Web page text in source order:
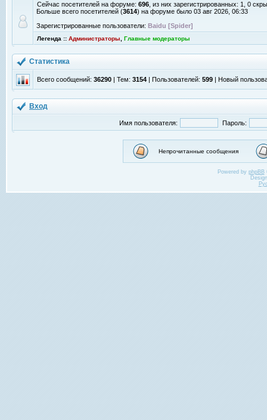
Сейчас посетителей на форуме: 696 , из них зарегистрированных: 1, 0
Больше всего посетителей (3614) на форуме было 03 авг 2026, 06:33
Зарегистрированные пользователи: Baidu [Spider]
Легенда :: Администраторы Главные модераторы
Статистика
Всего сообщений: 36290 | Тем: 3154 | Пользователей: 599 | Новый
Вход
Имя пользователя: Пароль:
Непрочитанные сообщения
Powered by phpBB